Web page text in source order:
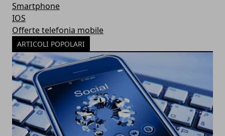
Smartphone
IOS
Offerte telefonia mobile
ARTICOLI POPOLARI